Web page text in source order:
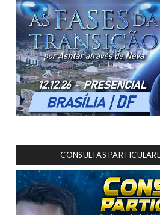
CONSULTAS